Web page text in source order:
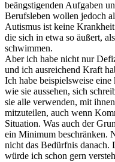
beängstigenden Aufgaben
Berufsleben wollen jedoch
Autismus ist keine
die sich in etwa so äußert,
schwimmen.
Aber ich habe nicht nur
und ich ausreichend Kraft
Ich habe beispielsweise
wie sie aussehen, sich
sie alle verwenden, mit
mitzuteilen, auch wenn
Situation. Was auch der
ein Minimum beschränken.
nicht das Bedürfnis danach.
würde ich schon gern